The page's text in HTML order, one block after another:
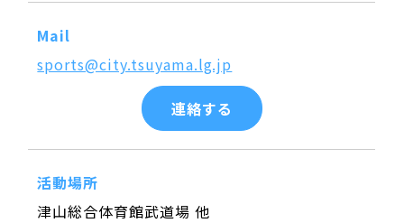
Mail
sports@city.tsuyama.lg.jp
連絡する
活動場所
津山総合体育館武道場 他